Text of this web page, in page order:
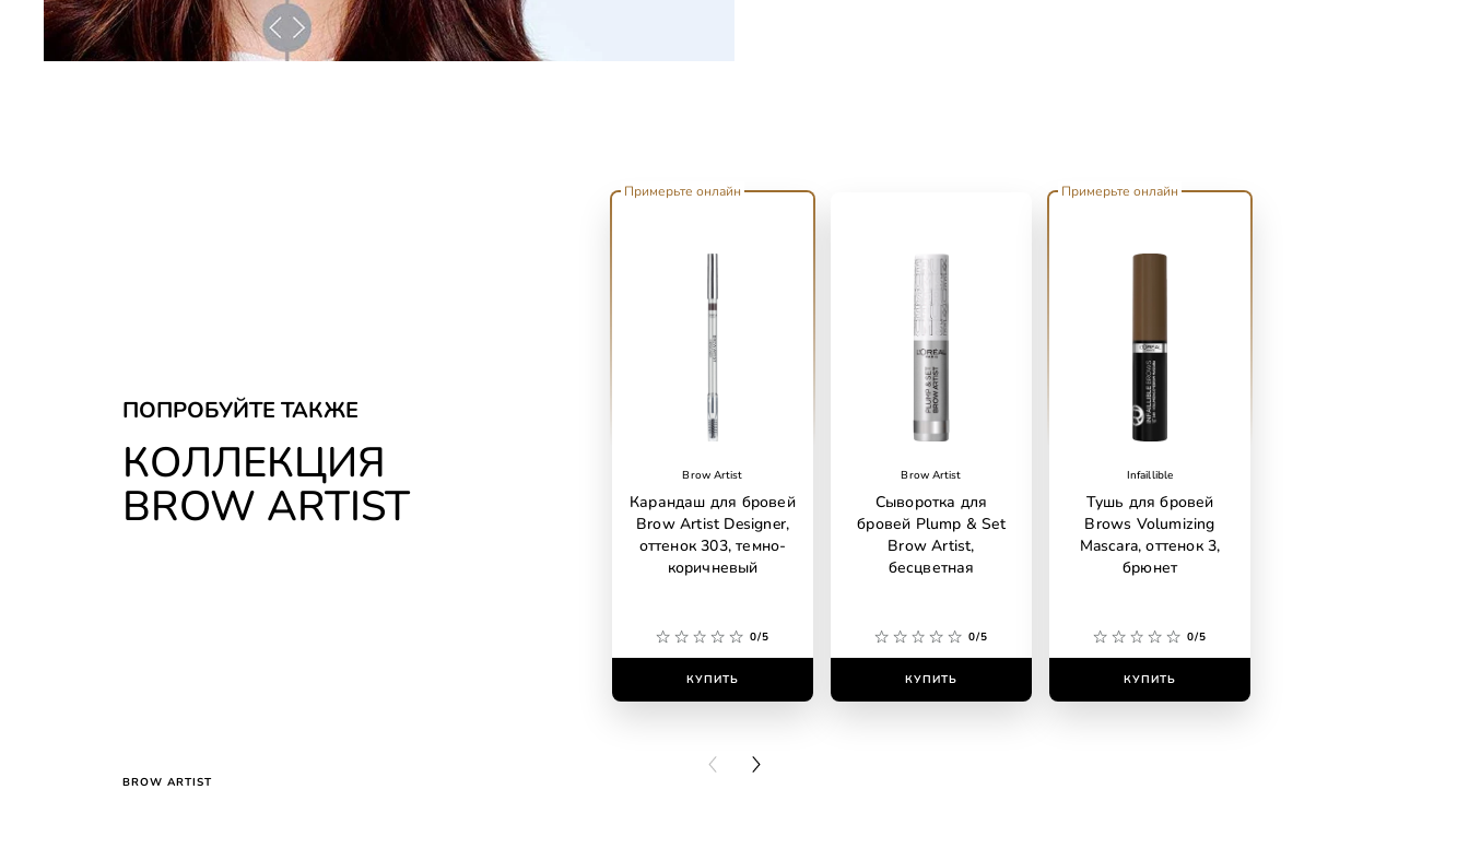
КОЛЛЕКЦИЯ
BROW ARTIST
ПОПРОБУЙТЕ ТАКЖЕ
Примерьте онлайн
Brow Artist
Карандаш для бровей
Brow Artist Designer,
оттенок 303, темно-
коричневый
0/5
КУПИТЬ
Brow Artist
Сыворотка для
бровей Plump & Set
Brow Artist,
бесцветная
0/5
КУПИТЬ
Примерьте онлайн
Infaillible
Тушь для бровей
Brows Volumizing
Mascara, оттенок 3,
брюнет
0/5
КУПИТЬ
PREVIOUS CARD
NEXT CARD
BROW ARTIST